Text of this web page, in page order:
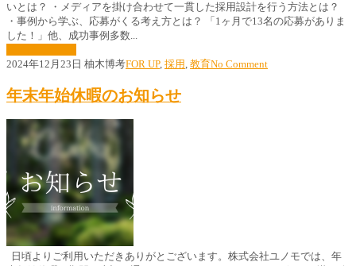
いとは？ ・メディアを掛け合わせて一貫した採用設計を行う方法とは？
・事例から学ぶ、応募がくる考え方とは？ 「1ヶ月で13名の応募がありま
した！」他、成功事例多数...
2024年12月23日 柚木博考FOR UP, 採用 , 教育No Comment
年末年始休暇のお知らせ
日頃よりご利用いただきありがとございます。株式会社ユノモでは、年